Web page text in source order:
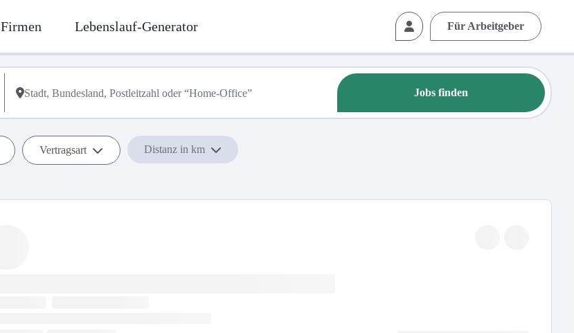
Firmen Lebenslauf-Generator Für Arbeitgeber
Jobs finden
Vertragsart Distanz in km